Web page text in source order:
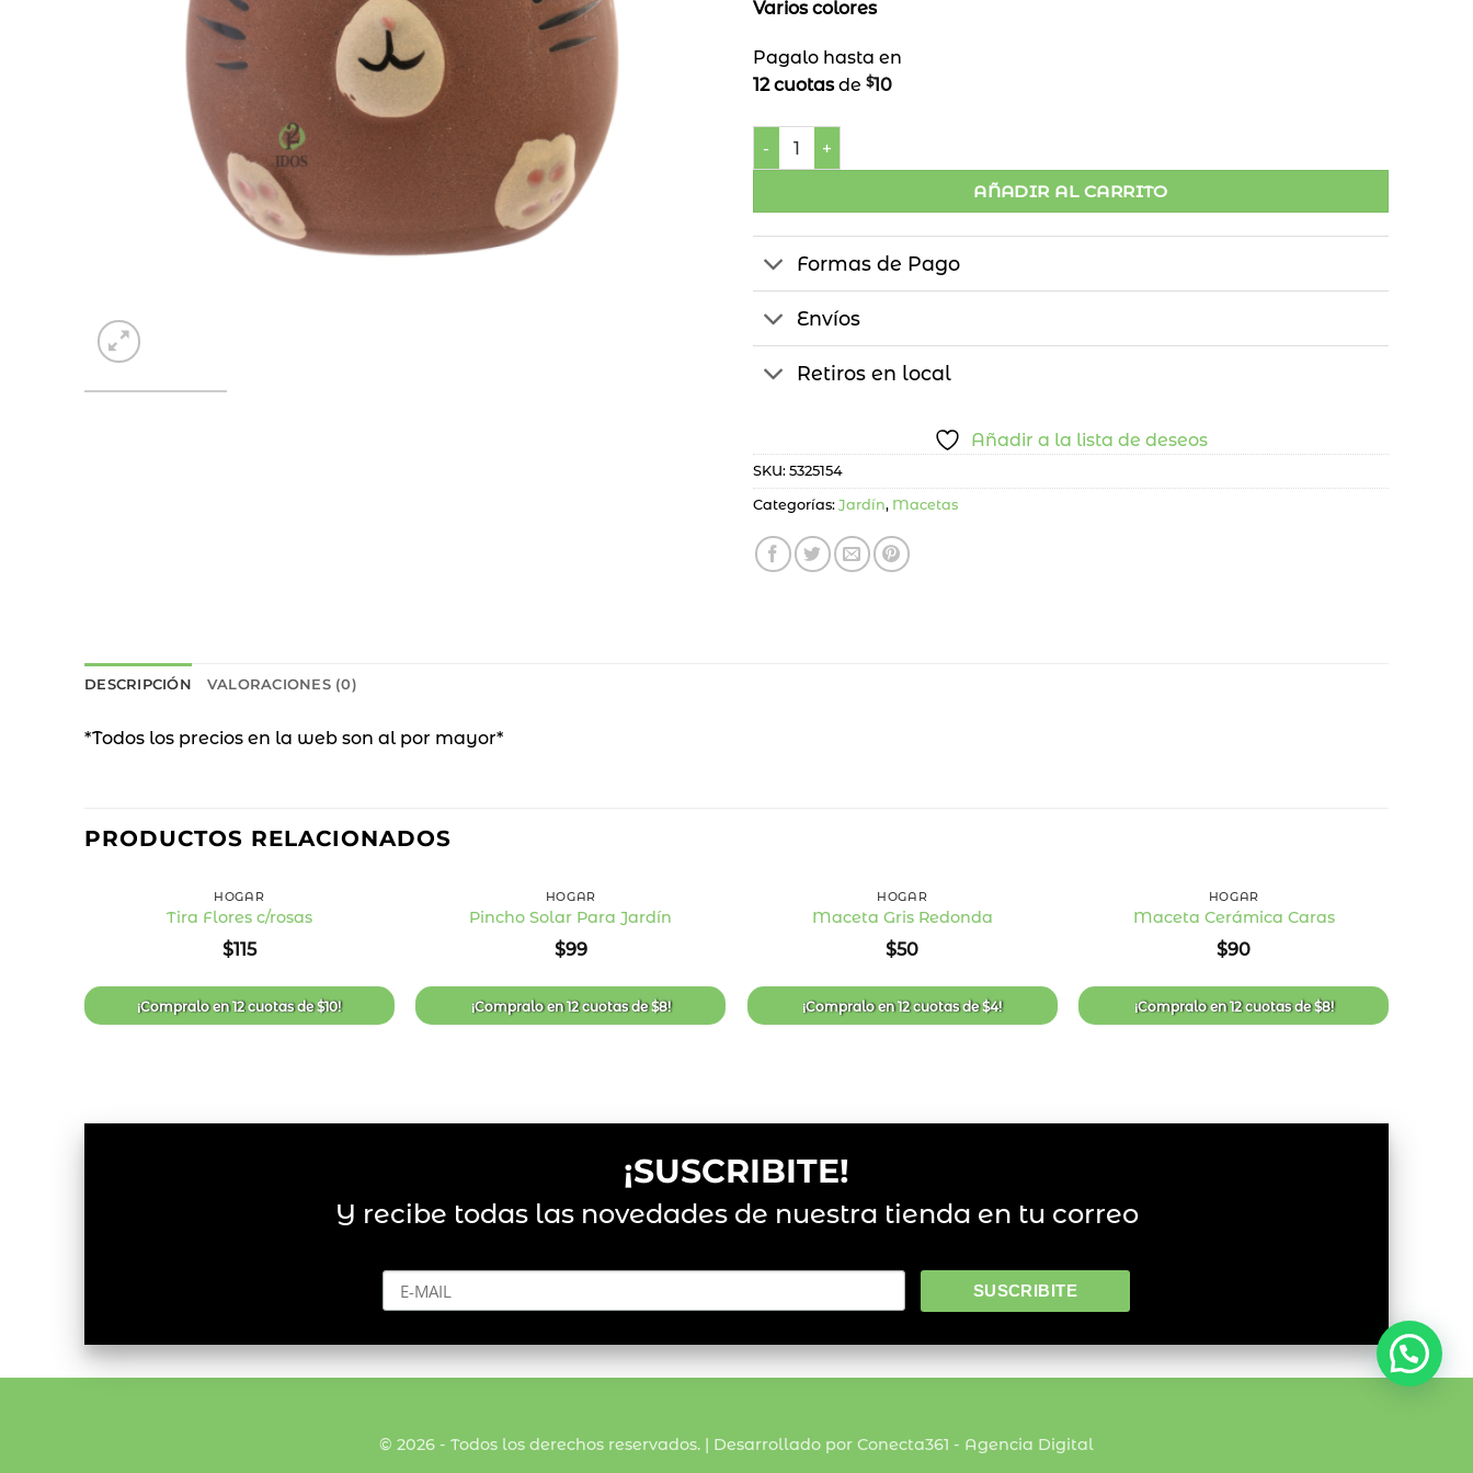
Varios colores
Pagalo hasta en
12 cuotasde $10
Maceta Cerámica Gato cantidad
AÑADIR AL CARRITO
Formas de Pago
Envíos
Retiros en local
Añadir a la lista de deseos
SKU: 5325154
Categorías: Jardín, Macetas
DESCRIPCIÓN VALORACIONES (0)
*Todos los precios en la web son al por mayor*
PRODUCTOS RELACIONADOS
de
deseos
HOGAR
Tira Flores c/rosas
$115
¡Compralo en12 cuotasde$10!
de
deseos
HOGAR
Pincho Solar Para Jardín
$99
¡Compralo en12 cuotasde$8!
de
deseos
HOGAR
Maceta Gris Redonda
$50
¡Compralo en12 cuotasde$4!
de
deseos
HOGAR
Maceta Cerámica Caras
$90
¡Compralo en12 cuotasde$8!
¡SUSCRIBITE!
Y recibe todas las novedades de nuestra tienda en tu correo
© 2026 - Todos los derechos reservados. | Desarrollado por Conecta361 - Agencia Digital